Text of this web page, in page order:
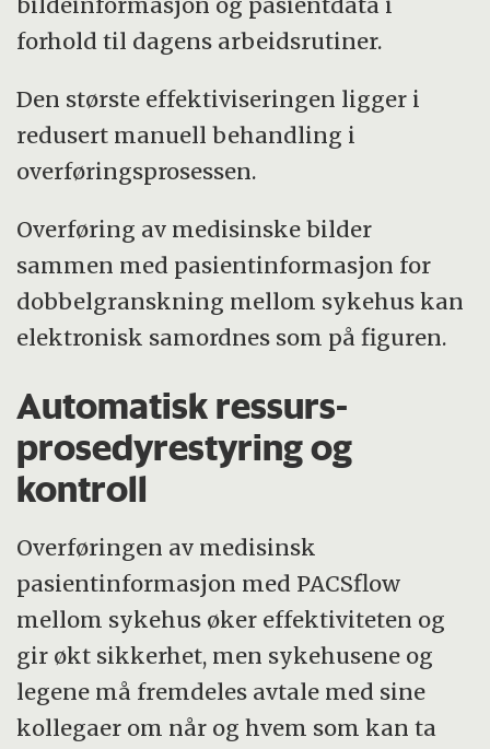
forhold til dagens arbeidsrutiner.
Den største effektiviseringen ligger i
redusert manuell behandling i
overføringsprosessen.
Overføring av medisinske bilder
sammen med pasientinformasjon for
dobbelgranskning mellom sykehus kan
elektronisk samordnes som på figuren.
Automatisk ressurs-
prosedyrestyring og
kontroll
Overføringen av medisinsk
pasientinformasjon med PACSflow
mellom sykehus øker effektiviteten og
gir økt sikkerhet, men sykehusene og
legene må fremdeles avtale med sine
kollegaer om når og hvem som kan ta